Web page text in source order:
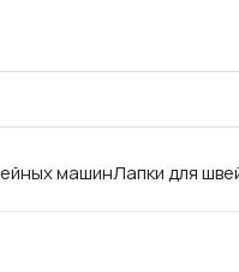
машинЛапки для